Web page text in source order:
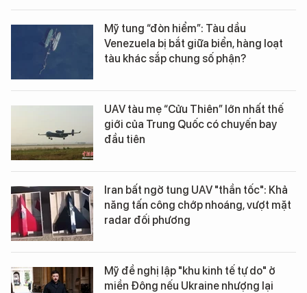
Mỹ tung “đòn hiểm”: Tàu dầu
Venezuela bị bắt giữa biển, hàng loạt
tàu khác sắp chung số phận?
UAV tàu mẹ “Cửu Thiên” lớn nhất thế
giới của Trung Quốc có chuyến bay
đầu tiên
Iran bất ngờ tung UAV "thần tốc": Khả
năng tấn công chớp nhoáng, vượt mặt
radar đối phương
Mỹ đề nghị lập "khu kinh tế tự do" ở
miền Đông nếu Ukraine nhượng lại